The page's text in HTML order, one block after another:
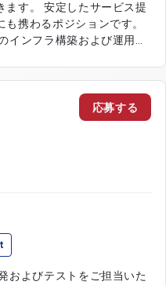
ます。 安定したサービス提
携わるポジションです。
インフラ構築および運用対
およびテストをご担当いた
応募する